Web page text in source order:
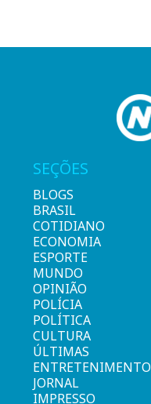
SEÇÕES
BLOGS
BRASIL
COTIDIANO
ECONOMIA
ESPORTE
MUNDO
OPINIÃO
POLÍCIA
POLÍTICA
CULTURA
ÚLTIMAS
ENTRETENIMENTO
JORNAL
IMPRESSO